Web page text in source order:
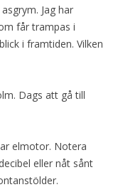
Jag har
får trampas i
i framtiden. Vilken
Dags att gå till
elmotor. Notera
eller nåt sånt